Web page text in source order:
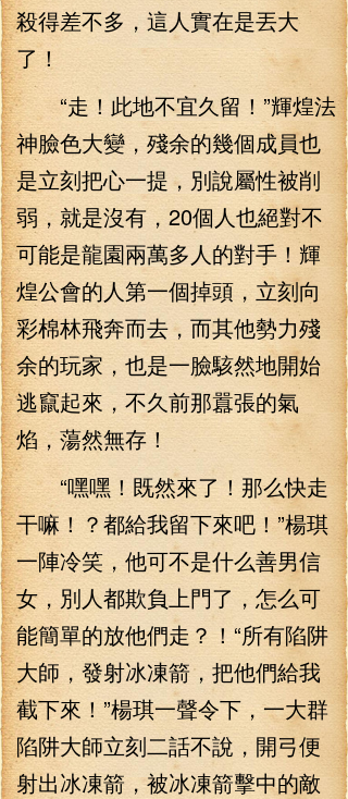
殺得差不多，這人實在是丟大
了！
“走！此地不宜久留！”輝煌法
神臉色大變，殘余的幾個成員也
是立刻把心一提，別說屬性被削
弱，就是沒有，20個人也絕對不
可能是龍園兩萬多人的對手！輝
煌公會的人第一個掉頭，立刻向
彩棉林飛奔而去，而其他勢力殘
余的玩家，也是一臉駭然地開始
逃竄起來，不久前那囂張的氣
焰，蕩然無存！
“嘿嘿！既然來了！那么快走
干嘛！？都給我留下來吧！”楊琪
一陣冷笑，他可不是什么善男信
女，別人都欺負上門了，怎么可
能簡單的放他們走？！“所有陷阱
大師，發射冰凍箭，把他們給我
截下來！”楊琪一聲令下，一大群
陷阱大師立刻二話不說，開弓便
射出冰凍箭，被冰凍箭擊中的敵